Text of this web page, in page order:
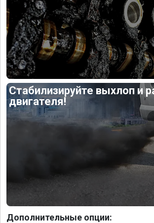
Стабилизируйте выхлоп и
двигателя!
Дополнительные опции: